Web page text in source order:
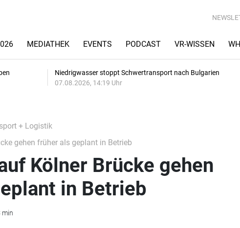
MEDIATHEK EVENTS PODCAST VR-WISSEN
Niedrigwasser stoppt Schwertransport nach Bulgarien
07.08.2026, 14:19 Uhr
+ Logistik
gehen früher als geplant in Betrieb
Kölner Brücke gehen
in Betrieb
min